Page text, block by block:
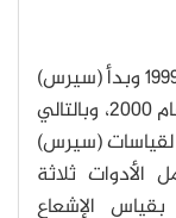
أطلق القمر الصناعي تيرا في 18 ديسمبر 1999 وبدأ (سيرس)
بجمع أولى بيانات القطب الشمالي في عام 2000، وبالتالي
عشر لقياسات (سيرس)
الأدوات ثلاثة
الإشعاع